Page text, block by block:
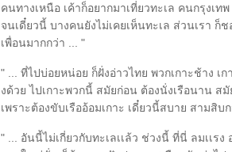
คนทางเหนือ เค้าก็อยากมาเที่ยวทะเล คนกรุงเท
จนเดี๋ยวนี้ บางคนยังไม่เคยเห็นทะเล ส่วนเรา ก็
เพื่อนมากกว่า ... "
" ... ที่ไปบ่อยหน่อย ก็ฝั่งอ่าวไทย พวกเกาะช้าง เ
งด้วย ไปเกาะพวกนี้ สมัยก่อน ต้องนั่งเรือนาน สมั
เพราะต้องขับเรืออ้อมเกาะ เดี๋ยวนี้สบาย สามสิบ
" ... อันนี้ไม่เกี่ยวกับทะเลเเล้ว ช่วงนี้ ที่นี่ ลมเเร